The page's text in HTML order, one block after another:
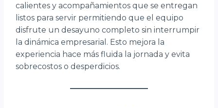
calientes y acompañamientos que se entregan
listos para servir permitiendo que el equipo
disfrute un desayuno completo sin interrumpir
la dinámica empresarial. Esto mejora la
experiencia hace más fluida la jornada y evita
sobrecostos o desperdicios.